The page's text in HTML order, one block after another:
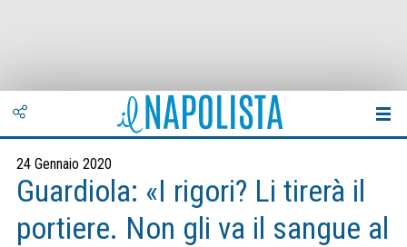
24 Gennaio 2020
Guardiola: «I rigori? Li tirerà il
portiere. Non gli va il sangue al